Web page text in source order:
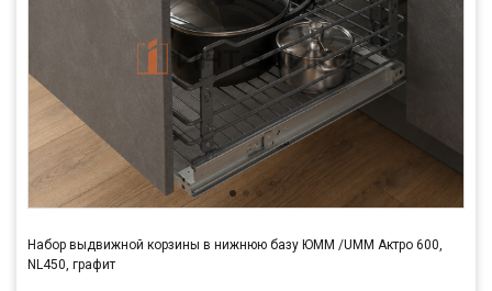
Набор выдвижной корзины в нижнюю базу ЮММ /UMM Актро 600,
NL450, графит